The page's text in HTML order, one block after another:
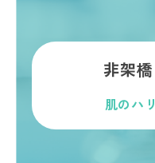
非架
肌のハ